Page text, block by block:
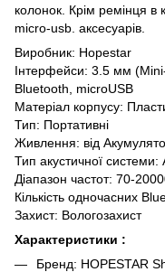
колонок. Крім ремінця в
micro-usb. аксесуарів.
Виробник: Hopestar
Інтерфейси: 3.5 мм
Bluetooth, microUSB
Матеріал корпусу:
Тип: Портативні
Живлення: від
Тип акустичної системи:
Діапазон частот: 70-
Кількість одночасних
Захист: Вологозахист
Характеристики :
Бренд: HOPESTAR